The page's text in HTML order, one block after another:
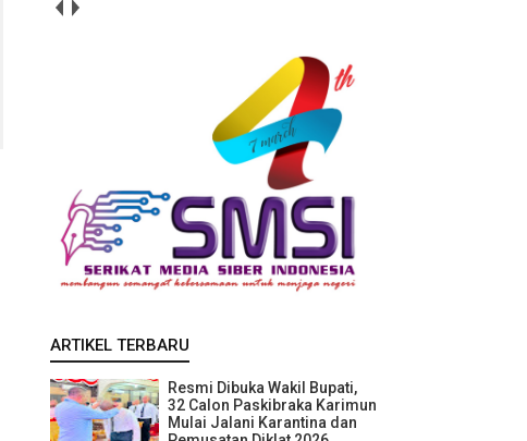
ARTIKEL TERBARU
Resmi Dibuka Wakil Bupati,
32 Calon Paskibraka Karimun
Mulai Jalani Karantina dan